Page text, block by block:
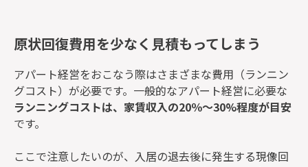
原状回復費用を少なく見積もってしまう
アパート経営をおこなう際はさまざまな費用（ランニン
グコスト）が必要です。一般的なアパート経営に必要な
ランニングコストは、家賃収入の20％～30%程度が目安
です。
ここで注意したいのが、入居の退去後に発生する現像回